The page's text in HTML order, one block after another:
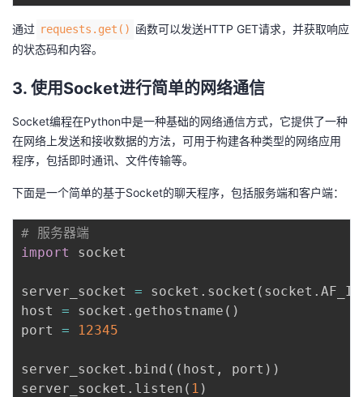
通过 requests.get() 函数可以发送HTTP GET请求，并获取响应
的状态码和内容。
3. 使用Socket进行简单的网络通信
Socket编程在Python中是一种基础的网络通信方式，它提供了一种
在网络上发送和接收数据的方法，可用于构建各种类型的网络应用
程序，包括即时通讯、文件传输等。
下面是一个简单的基于Socket的聊天程序，包括服务端和客户端：
# 服务器端
import
socket
server_socket = socket . socket ( socket .
host = socket . gethostname ( )
port = 12345
server_socket . bind ( ( host , port ) )
server_socket . listen ( 1 )